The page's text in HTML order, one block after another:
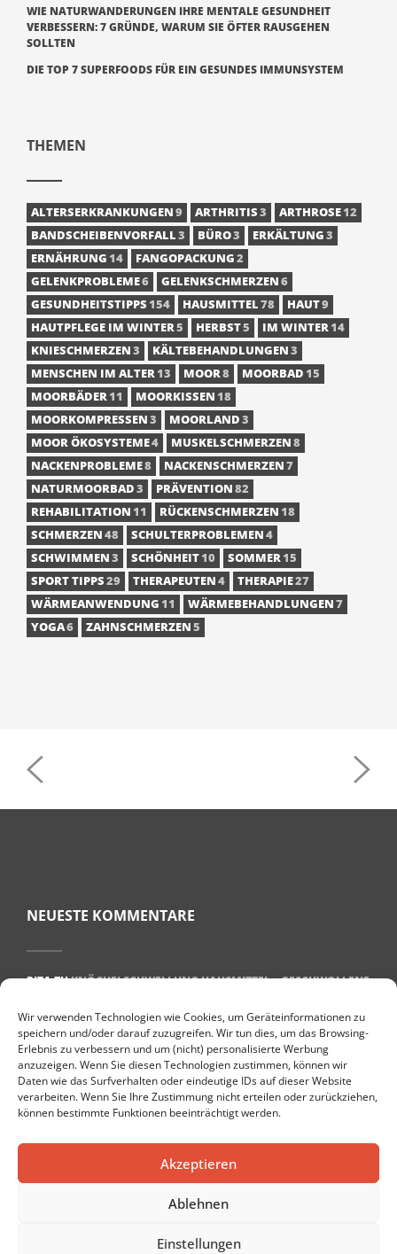
Wir verwenden Technologien wie Cookies, um Geräteinformationen zu
speichern und/oder darauf zuzugreifen. Wir tun dies, um das Browsing-
Erlebnis zu verbessern und um (nicht) personalisierte Werbung
anzuzeigen. Wenn Sie diesen Technologien zustimmen, können wir
Daten wie das Surfverhalten oder eindeutige IDs auf dieser Website
verarbeiten. Wenn Sie Ihre Zustimmung nicht erteilen oder zurückziehen,
können bestimmte Funktionen beeinträchtigt werden.
Akzeptieren
Ablehnen
Einstellungen
WIE NATURWANDERUNGEN IHRE MENTALE GESUNDHEIT
VERBESSERN: 7 GRÜNDE, WARUM SIE ÖFTER RAUSGEHEN
SOLLTEN
DIE TOP 7 SUPERFOODS FÜR EIN GESUNDES IMMUNSYSTEM
THEMEN
ALTERSERKRANKUNGEN9 ARTHRITIS3 ARTHROSE12
BANDSCHEIBENVORFALL3 BÜRO3 ERKÄLTUNG3
ERNÄHRUNG14 FANGOPACKUNG2
GELENKPROBLEME6 GELENKSCHMERZEN6
GESUNDHEITSTIPPS154 HAUSMITTEL78 HAUT9
HAUTPFLEGE IM WINTER5 HERBST5 IM WINTER14
KNIESCHMERZEN3 KÄLTEBEHANDLUNGEN3
MENSCHEN IM ALTER13 MOOR8 MOORBAD15
MOORBÄDER11 MOORKISSEN18
MOORKOMPRESSEN3 MOORLAND3
MOOR ÖKOSYSTEME4 MUSKELSCHMERZEN8
NACKENPROBLEME8 NACKENSCHMERZEN7
NATURMOORBAD3 PRÄVENTION82
REHABILITATION11 RÜCKENSCHMERZEN18
SCHMERZEN48 SCHULTERPROBLEMEN4
SCHWIMMEN3 SCHÖNHEIT10 SOMMER15
SPORT TIPPS29 THERAPEUTEN4 THERAPIE27
WÄRMEANWENDUNG11 WÄRMEBEHANDLUNGEN7
YOGA6 ZAHNSCHMERZEN5
POST
NAVIGATION
NEUESTE KOMMENTARE
RITAZUKNÖCHELSCHWELLUNG HAUSMITTEL – GESCHWOLLENE
ULRIKE BEHRENDZUWAS HILFT BEI PLANTARFASZIITIS? 7 TIPPS
FÜR EINE SCHNELLE GENESUNG
TARAMIZUDIE TOP 10 GESUNDHEITSBLOGS IN DEUTSCHLAND
DENISEZUGESUND LEBEN IM ALTER: 8 PRAKTISCHE TIPPS
PETERZUDIE 10 BESTEN NATÜRLICHEN HEISSEN QUELLEN IN E